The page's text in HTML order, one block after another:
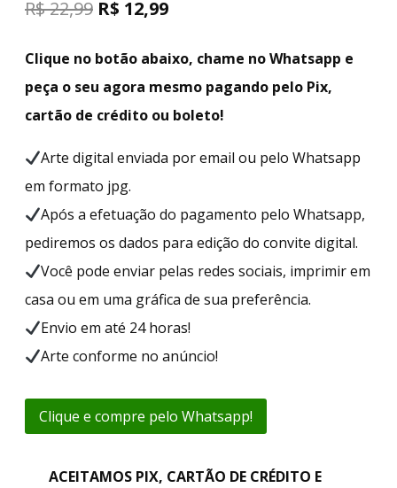
R$22,99 R$ 12,99
Clique no botão abaixo, chame no Whatsapp e
peça o seu agora mesmo pagando pelo Pix,
cartão de crédito ou boleto!
Arte digital enviada por email ou pelo Whatsapp
em formato jpg.
Após a efetuação do pagamento pelo Whatsapp,
pediremos os dados para edição do convite digital.
Você pode enviar pelas redes sociais, imprimir em
casa ou em uma gráfica de sua preferência.
Envio em até 24 horas!
Arte conforme no anúncio!
Clique e compre pelo Whatsapp!
ACEITAMOS PIX, CARTÃO DE CRÉDITO E